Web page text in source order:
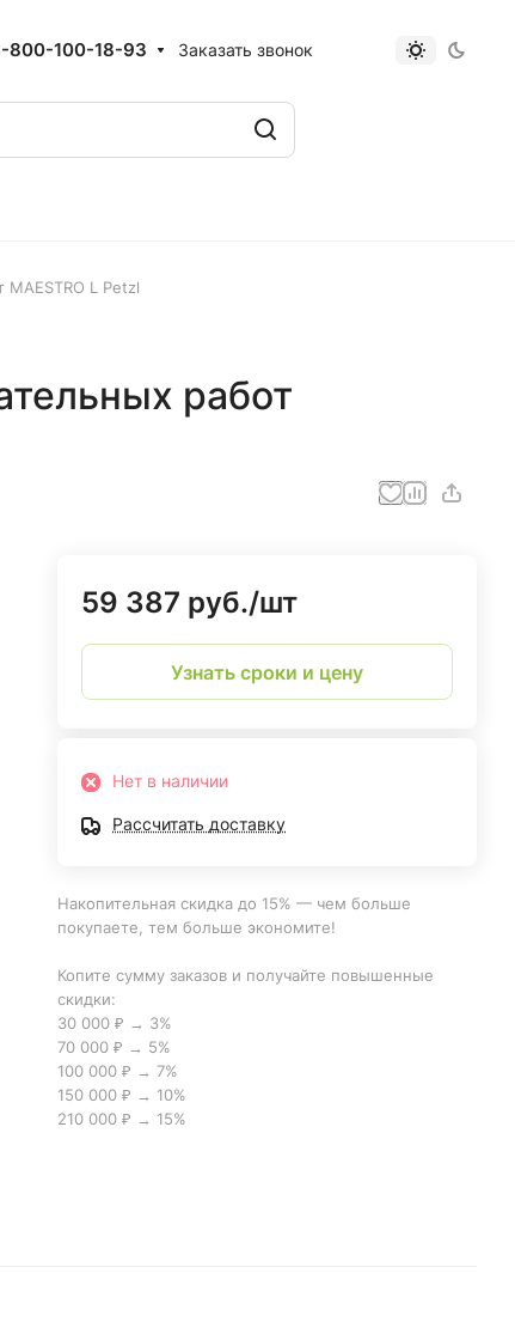
800-100-18-93 Заказать звонок
MAESTRO L Petzl
работ
59 387 руб./шт
Узнать сроки и цену
Нет в наличии
Рассчитать доставку
Накопительная скидка до 15% — чем больше
покупаете, тем больше экономите!
Копите сумму заказов и получайте повышенные
скидки:
30 000 ₽ → 3%
70 000 ₽ → 5%
100 000 ₽ → 7%
150 000 ₽ → 10%
210 000 ₽ → 15%